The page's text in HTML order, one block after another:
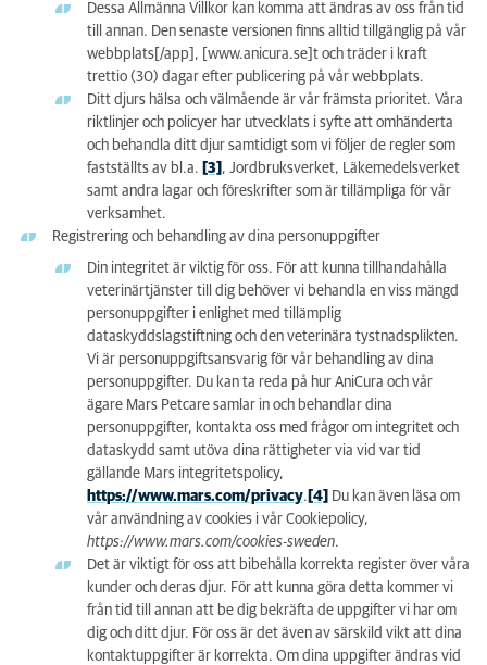
Dessa Allmänna Villkor kan komma att ändras av oss från tid
till annan. Den senaste versionen finns alltid tillgänglig på vår
webbplats[/app], [www.anicura.se]t och träder i kraft
trettio (30) dagar efter publicering på vår webbplats.
Ditt djurs hälsa och välmående är vår främsta prioritet. Våra
riktlinjer och policyer har utvecklats i syfte att omhänderta
och behandla ditt djur samtidigt som vi följer de regler som
fastställts av bl.a.
[3] , Jordbruksverket, Läkemedelsverket
samt andra lagar och föreskrifter som är tillämpliga för vår
verksamhet.
Registrering och behandling av dina personuppgifter
Din integritet är viktig för oss. För att kunna tillhandahålla
veterinärtjänster till dig behöver vi behandla en viss mängd
personuppgifter i enlighet med tillämplig
dataskyddslagstiftning och den veterinära tystnadsplikten.
Vi är personuppgiftsansvarig för vår behandling av dina
personuppgifter. Du kan ta reda på hur AniCura och vår
ägare Mars Petcare samlar in och behandlar dina
personuppgifter, kontakta oss med frågor om integritet och
dataskydd samt utöva dina rättigheter via vid var tid
gällande Mars integritetspolicy,
https://www.mars.com/privacy. [4]
Du kan även läsa om
vår användning av cookies i vår Cookiepolicy,
https://www.mars.com/cookies-sweden.
Det är viktigt för oss att bibehålla korrekta register över våra
kunder och deras djur. För att kunna göra detta kommer vi
från tid till annan att be dig bekräfta de uppgifter vi har om
dig och ditt djur. För oss är det även av särskild vikt att dina
kontaktuppgifter är korrekta. Om dina uppgifter ändras vid